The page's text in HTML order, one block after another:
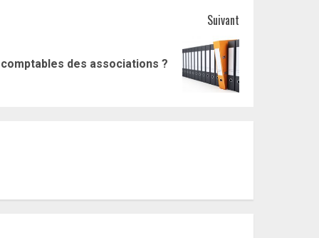
Suivant
des associations ?